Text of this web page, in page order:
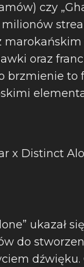
czy
milionów
oraz
brzmienie to
ukazał
do
dźwięku.